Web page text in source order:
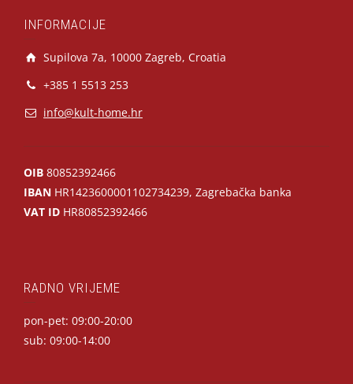
INFORMACIJE
Supilova 7a, 10000 Zagreb, Croatia
+385 1 5513 253
info@kult-home.hr
OIB 80852392466
IBAN HR1423600001102734239, Zagrebačka banka
VAT ID HR80852392466
RADNO VRIJEME
pon-pet: 09:00-20:00
sub: 09:00-14:00